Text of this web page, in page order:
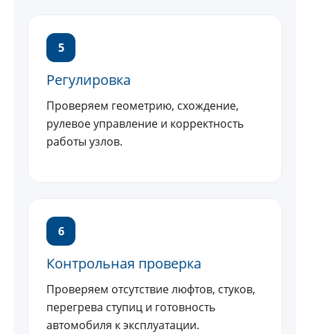
5
Регулировка
Проверяем геометрию, схождение,
рулевое управление и корректность
работы узлов.
6
Контрольная проверка
Проверяем отсутствие люфтов, стуков,
перегрева ступиц и готовность
автомобиля к эксплуатации.